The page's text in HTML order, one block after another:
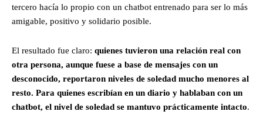
tercero hacía lo propio con un chatbot entrenado para ser lo más
amigable, positivo y solidario posible.
El resultado fue claro: quienes tuvieron una relación real con
otra persona, aunque fuese a base de mensajes con un
desconocido, reportaron niveles de soledad mucho menores al
resto. Para quienes escribían en un diario y hablaban con un
chatbot, el nivel de soledad se mantuvo prácticamente intacto.